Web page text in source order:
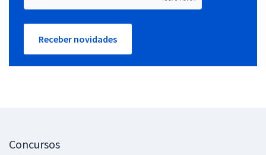
Receber novidades
Concursos